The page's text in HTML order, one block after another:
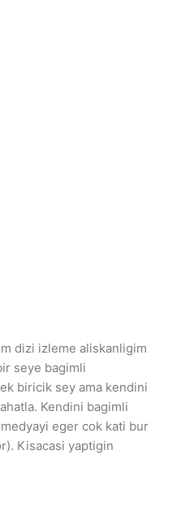
dizi izleme aliskanligim
seye bagimli
biricik sey ama kendini
Kendini bagimli
eger cok kati bur
Kisacasi yaptigin